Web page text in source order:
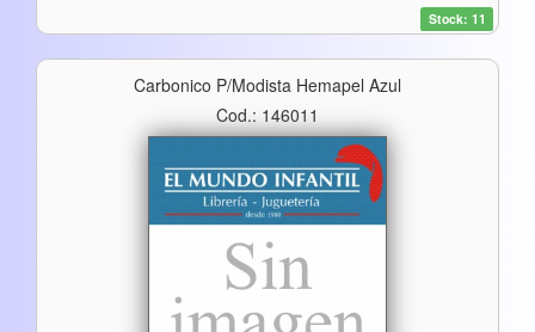
Stock: 11
Carbonico P/modista Hemapel Azul
Cod.: 146011